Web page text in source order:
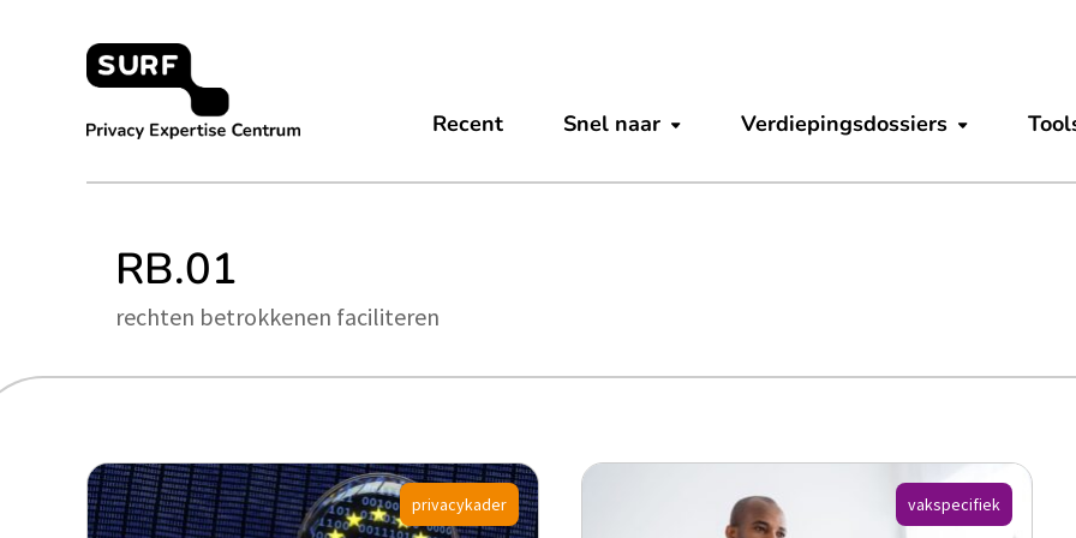
Privacy Expertise Centrum
Recent Snel naar Submenu tonen
Verdiepingsdossiers Submenu
RB.01
rechten betrokkenen faciliteren
privacykader vakspecifiek